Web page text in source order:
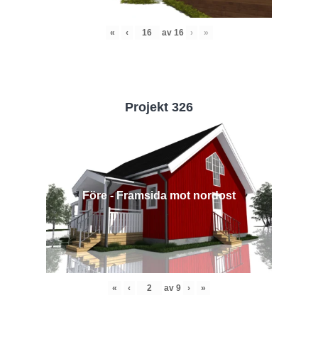
« ‹ av 16 › »
Projekt 326
Före - Framsida mot nordost
« ‹ av 9 › »